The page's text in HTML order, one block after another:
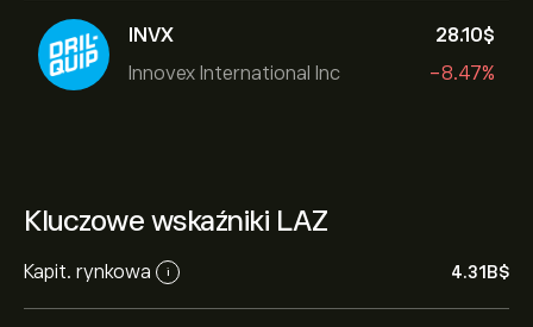
INVX
Innovex International Inc
28.10‎$‎
-8.47%
Kluczowe wskaźniki LAZ
Kapit. rynkowa i 4.31B‎$‎